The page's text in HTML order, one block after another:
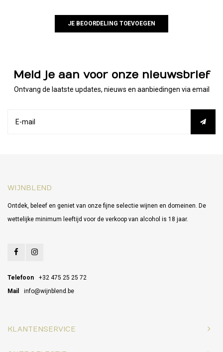
JE BEOORDELING TOEVOEGEN
Meld je aan voor onze nieuwsbrief
Ontvang de laatste updates, nieuws en aanbiedingen via email
WIJNBLEND
Ontdek, beleef en geniet van onze fijne selectie wijnen en domeinen. De
wettelijke minimum leeftijd voor de verkoop van alcohol is 18 jaar.
Telefoon
+32 475 25 25 72
Mail
info@wijnblend.be
KLANTENSERVICE